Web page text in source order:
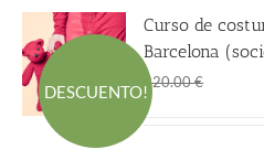
DESCUENTO!
Curso de
Barcelona
220.00€